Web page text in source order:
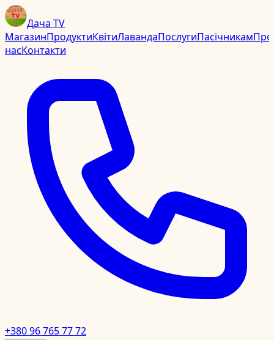
Дача TV
МагазинПродуктиКвітиЛавандаПослугиПасічникамПро
насКонтакти
+380 96 765 77 72